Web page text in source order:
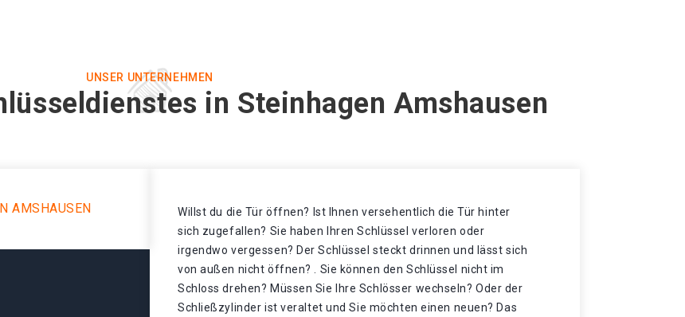
UNSER UNTERNEHMEN
in Steinhagen Amshausen
AMSHAUSEN
Willst du die Tür öffnen? Ist Ihnen versehentlich die Tür hinter
sich zugefallen? Sie haben Ihren Schlüssel verloren oder
irgendwo vergessen? Der Schlüssel steckt drinnen und lässt sich
von außen nicht öffnen? . Sie können den Schlüssel nicht im
Schloss drehen? Müssen Sie Ihre Schlösser wechseln? Oder der
Schließzylinder ist veraltet und Sie möchten einen neuen? Das